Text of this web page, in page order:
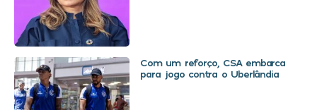
Com um reforço, CSA embarca
para jogo contra o Uberlândia